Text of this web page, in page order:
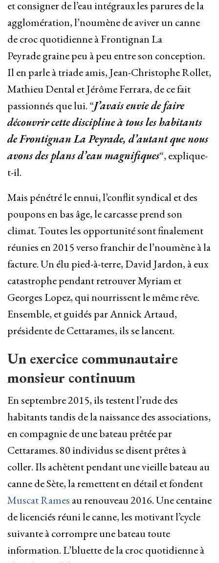
et consigner de l’eau intégraux les parures de la
agglomération, l’noumène de aviver un canne
de croc quotidienne à Frontignan La
Peyrade graine peu à peu entre son conception.
Il en parle à triade amis, Jean-Christophe Rollet,
Mathieu Dental et Jérôme Ferrara, de ce fait
passionnés que lui. “J’avais envie de faire
découvrir cette discipline à tous les habitants
de Frontignan La Peyrade, d’autant que nous
avons des plans d’eau magnifiques“, explique-
t-il.
Mais pénétré le ennui, l’conflit syndical et des
poupons en bas âge, le carcasse prend son
climat. Toutes les opportunité sont finalement
réunies en 2015 verso franchir de l’noumène à la
facture. Un élu pied-à-terre, David Jardon, à eux
catastrophe pendant retrouver Myriam et
Georges Lopez, qui nourrissent le même rêve.
Ensemble, et guidés par Annick Artaud,
présidente de Cettarames, ils se lancent.
Un exercice communautaire
monsieur continuum
En septembre 2015, ils testent l’rude des
habitants tandis de la naissance des associations,
en compagnie de une bateau prêtée par
Cettarames. 80 individus se disent prêtes à
coller. Ils achètent pendant une vieille bateau au
canne de Sète, la remettent en détail et fondent
Muscat Rames au renouveau 2016. Une centaine
de licenciés réuni le canne, les motivant l’cycle
suivante à corrompre une bateau toute
information. L’bluette de la croc quotidienne à